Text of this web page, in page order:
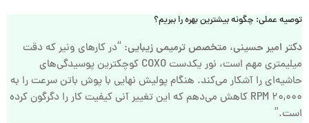
توصیه عملی: چگونه بیشترین بهره را ببریم؟
دکتر امیر حسینی، متخصص ترمیمی زیبایی: “در کارهای ونیر که دقت
میلیمتری مهم است، نور یکدست COXO کوچکترین پوسیدگی‌های
حاشیه‌ای را آشکار می‌کند. هنگام پولیش نهایی با پوش باتن سرعت را به
۲۰,۰۰۰ RPM کاهش می‌دهم که این تغییر آنی کیفیت کار را دگرگون کرده
است.”